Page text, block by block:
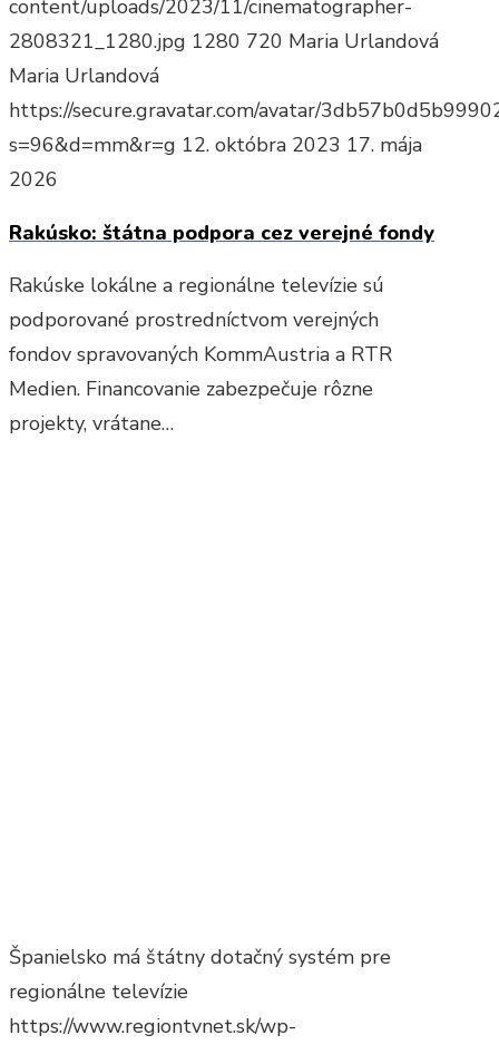
content/uploads/2023/11/cinematographer-
2808321_1280.jpg 1280 720 Maria Urlandová
Maria Urlandová
https://secure.gravatar.com/avatar/
s=96&d=mm&r=g 12. októbra 2023 17. mája
2026
Rakúsko: štátna podpora cez verejné fondy
Rakúske lokálne a regionálne televízie sú
podporované prostredníctvom verejných
fondov spravovaných KommAustria a RTR
Medien. Financovanie zabezpečuje rôzne
projekty, vrátane…
Španielsko má štátny dotačný systém pre
regionálne televízie
https://www.regiontvnet.sk/wp-